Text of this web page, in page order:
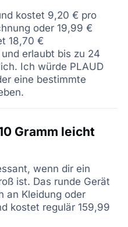
kostet 9,20 € pro
oder 19,99 €
18,70 €
erlaubt bis zu 24
Ich würde PLAUD
eine bestimmte
Gramm leicht
wenn dir ein
ist. Das runde Gerät
an Kleidung oder
kostet regulär 159,99